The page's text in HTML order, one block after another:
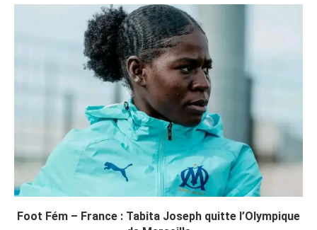
Foot Fém – France : Tabita Joseph quitte l’Olympique